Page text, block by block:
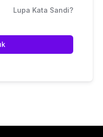
Lupa Kata Sandi?